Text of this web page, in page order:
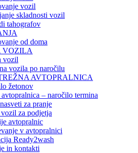
vozil
skladnosti vozil
tahografov
od doma
VOZILA
vozil
vozila po naročilu
AVTOPRALNICA
žetonov
– naročilo termina
za pranje
za podjetja
avtopralnic
v avtopralnici
Ready2wash
in kontakti